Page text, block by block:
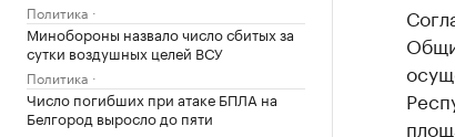
Политика
Минобороны назвало число сбитых за
сутки воздушных целей ВСУ
Политика
Число погибших при атаке БПЛА на
Белгород выросло до пяти